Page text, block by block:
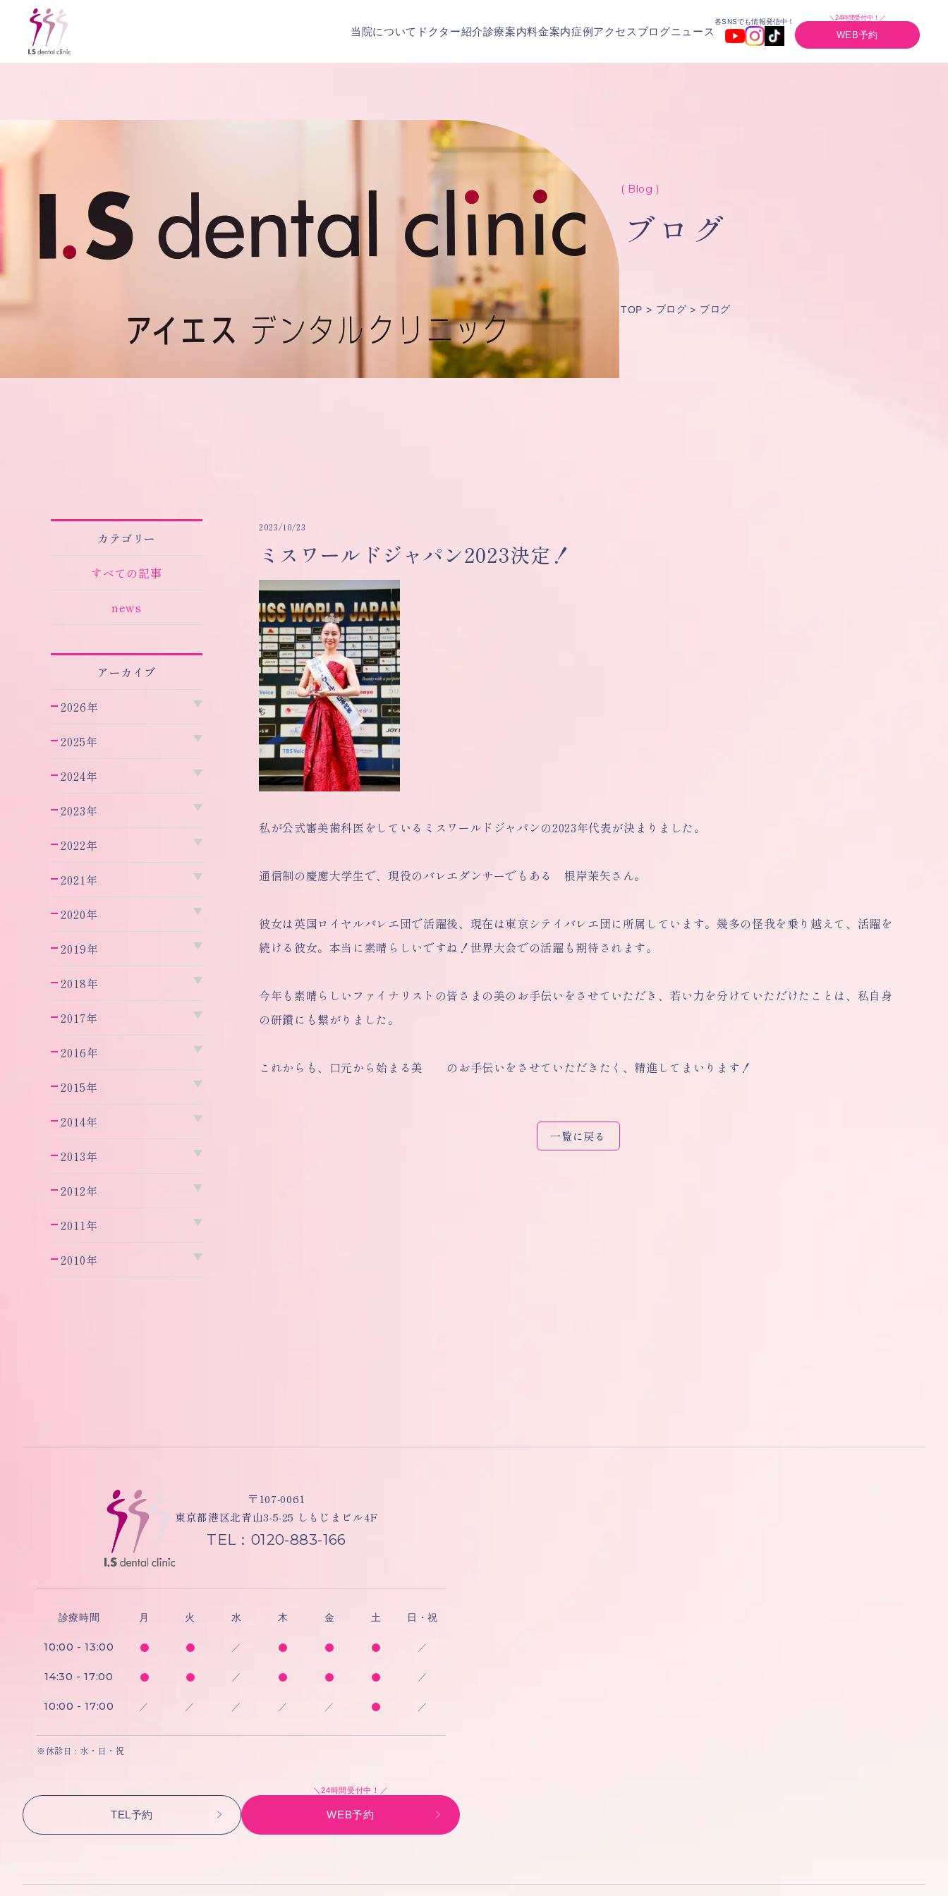
当院について ドクター紹介診療案内料金案内症例アクセス ブログニュース
各SNSでも情報発信中！
＼24時間受付中！／
WEB予約
( Blog )
ブログ
TOP ブログ ブログ
カテゴリー
すべての記事
news
アーカイブ
2026年
2025年
2024年
2023年
2022年
2021年
2020年
2019年
2018年
2017年
2016年
2015年
2014年
2013年
2012年
2011年
2010年
2023/10/23
ミスワールドジャパン2023決定！
私が公式審美歯科医をしているミスワールドジャパンの2023年代表が決まりました。
通信制の慶應大学生で、現役のバレエダンサーでもある 根岸茉矢さん。
彼女は英国ロイヤルバレエ団で活躍後、現在は東京シテイバレエ団に所属しています。 幾多の怪我を乗り越えて、活躍を
続ける彼女。本当に素晴らしいですね！世界大会での活躍も期待されます。
今年も素晴らしいファイナリストの皆さまの美のお手伝いをさせていただき、若い力を分けていただけたことは、私自身
の研鑽にも繋がりました。
これからも、口元から始まる美 のお手伝いをさせていただきたく、精進してまいります！
一覧に戻る
〒107-0061
東京都港区北青山3-5-25 しもじまビル4F
TEL：0120-883-166
診療時間 月 火 水 木 金 土 日・祝
10:00 - 13:00 ／ ／
14:30 - 17:00 ／ ／
10:00 - 17:00 ／ ／ ／ ／ ／ ／
※休診日 : 水・日・祝
TEL予約
＼24時間受付中！／
WEB予約